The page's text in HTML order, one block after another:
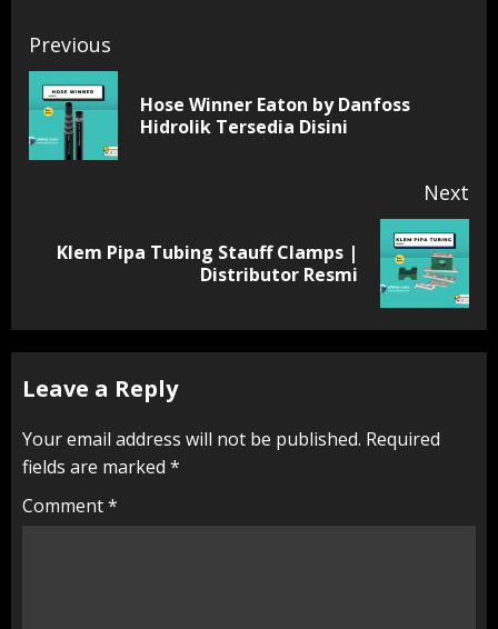
Continue
Reading
Previous
Hose Winner Eaton by Danfoss
Hidrolik Tersedia Disini
Next
NextKlem Pipa Tubing Stauff Clamps |
Distributor Resmi
Leave a Reply
Your email address will not be published. Required
fields are marked *
Comment*